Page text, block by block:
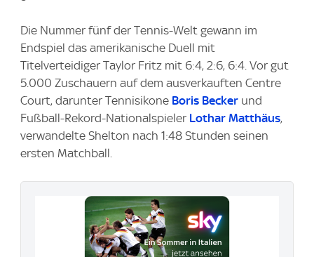
Die Nummer fünf der Tennis-Welt gewann im
Endspiel das amerikanische Duell mit
Titelverteidiger Taylor Fritz mit 6:4, 2:6, 6:4. Vor gut
5.000 Zuschauern auf dem ausverkauften Centre
Court, darunter Tennisikone Boris Becker und
Fußball-Rekord-Nationalspieler Lothar Matthäus,
verwandelte Shelton nach 1:48 Stunden seinen
ersten Matchball.